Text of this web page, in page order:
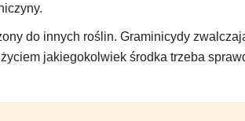
do innych roślin. Graminicydy
jakiegokolwiek środka trzeba